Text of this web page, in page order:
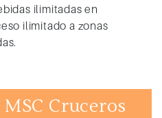
ilimitadas en
ilimitado a zonas
Cruceros